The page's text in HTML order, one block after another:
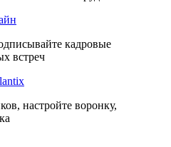
кадровые
встреч
настройте воронку,